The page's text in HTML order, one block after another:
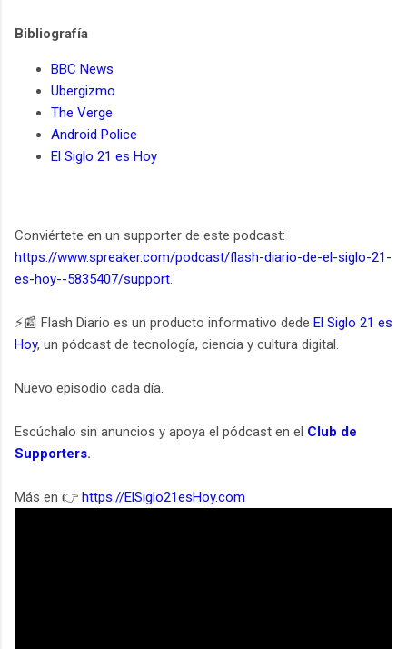
Bibliografía
BBC News
Ubergizmo
The Verge
Android Police
El Siglo 21 es Hoy
Conviértete en un supporter de este podcast:
https://www.spreaker.com/podcast/flash-diario-de-el-siglo-21-
es-hoy--5835407/support.
⚡️📰 Flash Diario es un producto informativo dede El Siglo 21 es
Hoy, un pódcast de tecnología, ciencia y cultura digital.
Nuevo episodio cada día.
Escúchalo sin anuncios y apoya el pódcast en el Club de
Supporters.
Más en 👉 https://ElSiglo21esHoy.com